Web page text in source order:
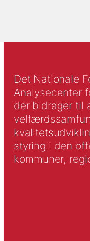
Det Nationale
Analysecenter
der bidrager til
styring i den
kommuner,